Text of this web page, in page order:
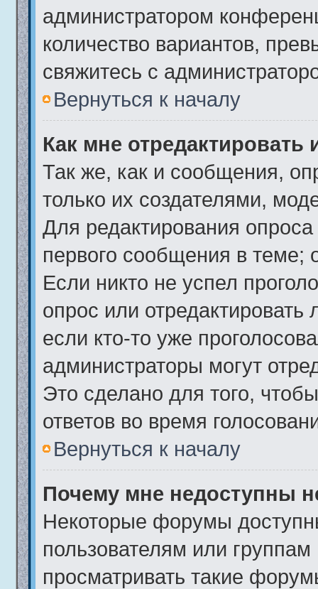
администратором
количество вариантов,
свяжитесь с
Вернуться к началу
Как мне отредактировать
Так же, как и сообщения,
только их создателями,
Для редактирования
первого сообщения в теме;
Если никто не успел
опрос или
если кто-то уже
администраторы могут
Это сделано для того,
ответов во время
Вернуться к началу
Почему мне недоступны
Некоторые форумы
пользователям или
просматривать такие